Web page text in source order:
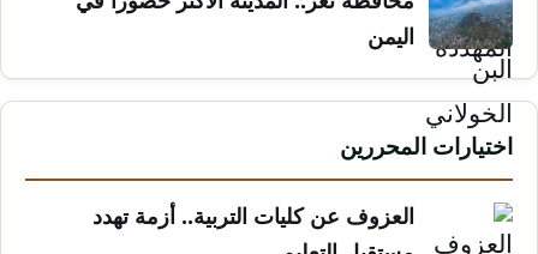
اليمن
اختيارات المحررين
العزوف عن كليات التربية.. أزمة تهدد